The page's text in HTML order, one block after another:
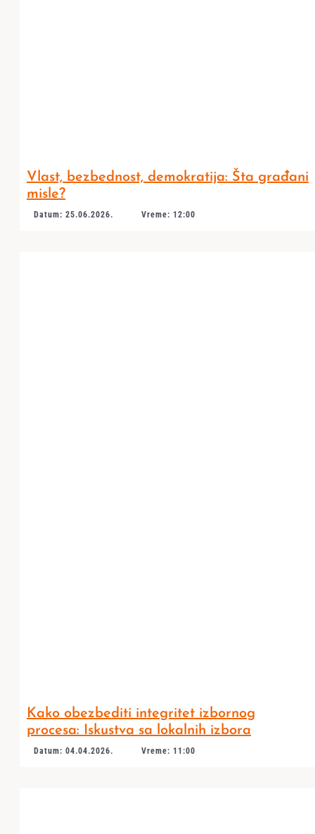
Vlast, bezbednost, demokratija: Šta građani
misle?
Datum: 25.06.2026. Vreme: 12:00
Kako obezbediti integritet izbornog
procesa: Iskustva sa lokalnih izbora
Datum: 04.04.2026. Vreme: 11:00